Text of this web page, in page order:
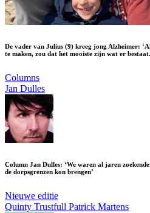
De vader van Julius (9) kreeg jong Alzheimer:
te maken, zou dat het mooiste zijn wat er
Columns
Jan Dulles
Column Jan Dulles: ‘We waren al jaren
de dorpsgrenzen kon brengen’
Nieuwe editie
Quinty Trustfull Patrick Martens